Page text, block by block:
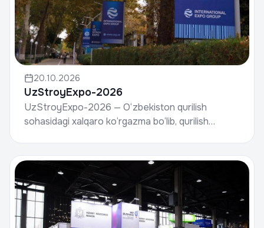
20.10.2026
UzStroyExpo-2026
UzStroyExpo-2026 — O‘zbekiston qurilish
sohasidagi xalqaro ko‘rgazma bo‘lib, qurilish